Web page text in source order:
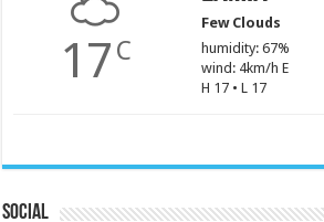
17 C
Few Clouds
humidity: 67%
wind: 4km/h E
H 17 • L 17
Social